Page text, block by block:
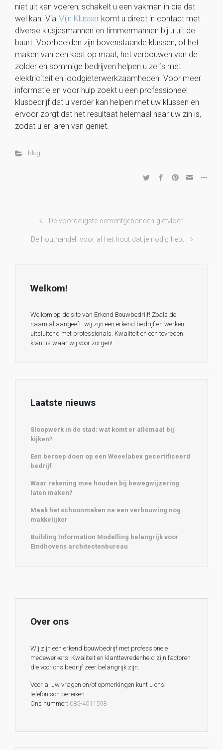
niet uit kan voeren, schakelt u een vakman in die dat
wel kan. Via Mijn Klusser komt u direct in contact met
diverse klusjesmannen en timmermannen bij u uit de
buurt. Voorbeelden zijn bovenstaande klussen, of het
maken van een kast op maat, het verbouwen van de
zolder en sommige bedrijven helpen u zelfs met
elektriciteit en loodgieterwerkzaamheden. Voor meer
informatie en voor hulp zoekt u een professioneel
klusbedrijf dat u verder kan helpen met uw klussen en
ervoor zorgt dat het resultaat helemaal naar uw zin is,
zodat u er jaren van geniet.
blog
De voordeligste cementgebonden gietvloer
De houthandel: voor al het hout dat je nodig hebt
Welkom!
Welkom op de site van Erkend Bouwbedrijf! Zoals de
naam al aangeeft: wij zijn een erkend bedrijf en werken
uitsluitend met professionals. Kwaliteit en een tevreden
klant is waar wij voor zorgen!
Laatste nieuws
Sloopwerk in de stad: wat komt er allemaal bij
kijken?
Een beroep doen op een Weeelabex gecertificeerd
bedrijf
Waar rekening mee houden bij bewegwijzering
laten maken?
Maak het schoonmaken na een verbouwing nog
makkelijker
Building Information Modelling belangrijk voor
Eindhovens architectenbureau
Over ons
Wij zijn een erkend bouwbedrijf met professionele
medewerkers! Kwaliteit en klanttevredenheid zijn factoren
die voor ons bedrijf zeer belangrijk zijn.
Voor al uw vragen en/of opmerkingen kunt u ons
telefonisch bereiken.
Ons nummer: 085-4011598